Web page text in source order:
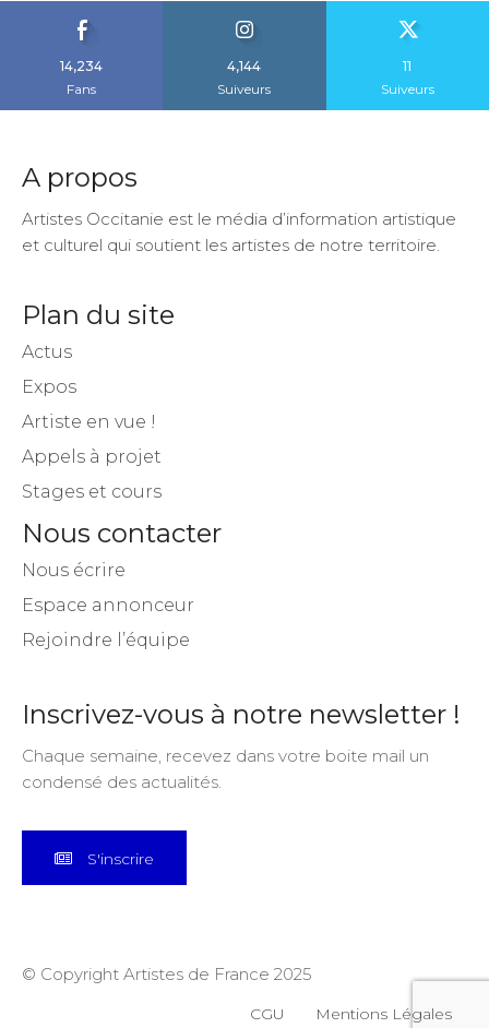
14,234
Fans
4,144
Suiveurs
11
Suiveurs
A propos
Artistes Occitanie est le média d’information artistique
et culturel qui soutient les artistes de notre territoire.
Plan du site
Actus
Expos
Artiste en vue !
Appels à projet
Stages et cours
Nous contacter
Nous écrire
Espace annonceur
Rejoindre l’équipe
Inscrivez-vous à notre newsletter !
Chaque semaine, recevez dans votre boite mail un
condensé des actualités.
S'inscrire
© Copyright Artistes de France 2025
CGU Mentions Légales